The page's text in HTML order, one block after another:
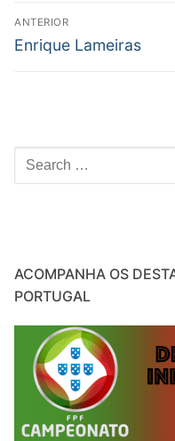
Navegação
de
ANTERIOR
Previous
Enrique Lameiras
Pesquisar
ACOMPANHA OS
PORTUGAL